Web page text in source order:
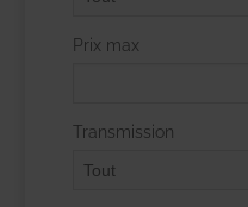
Prix max
Transmission